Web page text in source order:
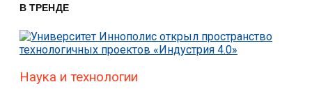
В ТРЕНДЕ
Наука и технологии